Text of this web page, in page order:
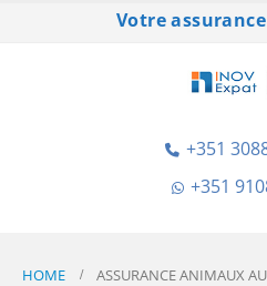
Votre
+351
+351
HOME ASSURANCE ANIMAUX